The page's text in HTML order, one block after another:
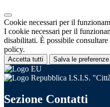
Cookie necessari per il
I cookie necessari per il
disabilitati. È possibile
policy.
Accetta tutti Salva le preferenze
I.S.I.S.
Sezione Contatti